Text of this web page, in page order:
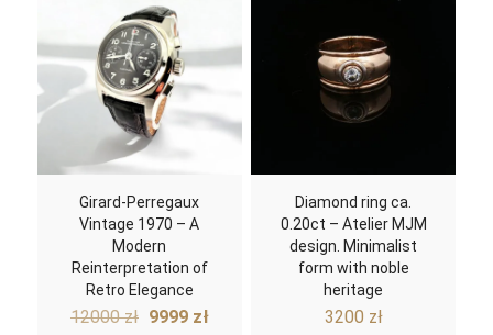
Girard-Perregaux
Vintage 1970 – A
Modern
Reinterpretation of
Retro Elegance
12000zł Original
9999 złCurrent
Diamond ring ca.
0.20ct – Atelier MJM
design. Minimalist
form with noble
heritage
3200 zł